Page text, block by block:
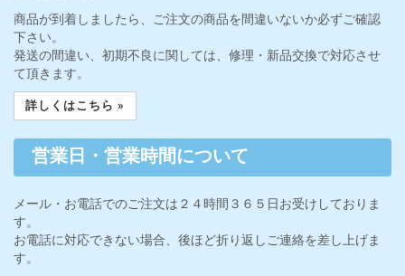
商品が到着しましたら、ご注文の商品を間違いないか必ずご確認
下さい。
発送の間違い、初期不良に関しては、修理・新品交換で対応させ
て頂きます。
詳しくはこちら »
営業日・営業時間について
メール・お電話でのご注文は２４時間３６５日お受けしておりま
す。
お電話に対応できない場合、後ほど折り返しご連絡を差し上げま
す。